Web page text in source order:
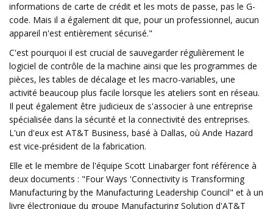
informations de carte de crédit et les mots de passe, pas le G-
code. Mais il a également dit que, pour un professionnel, aucun
appareil n'est entièrement sécurisé."
C'est pourquoi il est crucial de sauvegarder régulièrement le
logiciel de contrôle de la machine ainsi que les programmes de
pièces, les tables de décalage et les macro-variables, une
activité beaucoup plus facile lorsque les ateliers sont en réseau.
Il peut également être judicieux de s'associer à une entreprise
spécialisée dans la sécurité et la connectivité des entreprises.
L'un d'eux est AT&T Business, basé à Dallas, où Ande Hazard
est vice-président de la fabrication.
Elle et le membre de l'équipe Scott Linabarger font référence à
deux documents : "Four Ways 'Connectivity is Transforming
Manufacturing by the Manufacturing Leadership Council" et à un
livre électronique du groupe Manufacturing Solution d'AT&T